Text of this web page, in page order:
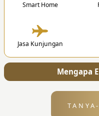
Setelah desain
semua file dan
Smart Home
Jasa Kunjungan
Mengapa